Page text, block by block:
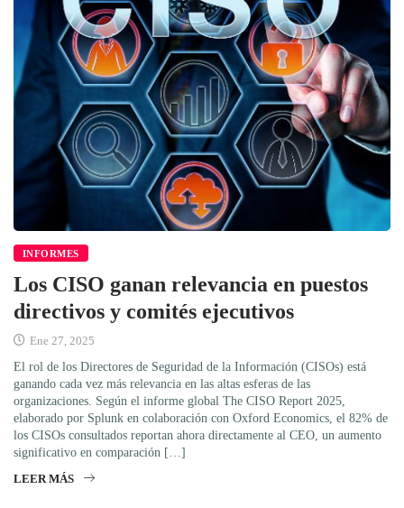
INFORMES
Los CISO ganan relevancia en puestos
directivos y comités ejecutivos
Ene 27, 2025
El rol de los Directores de Seguridad de la Información (CISOs) está
ganando cada vez más relevancia en las altas esferas de las
organizaciones. Según el informe global The CISO Report 2025,
elaborado por Splunk en colaboración con Oxford Economics, el 82% de
los CISOs consultados reportan ahora directamente al CEO, un aumento
significativo en comparación […]
LEER MÁS